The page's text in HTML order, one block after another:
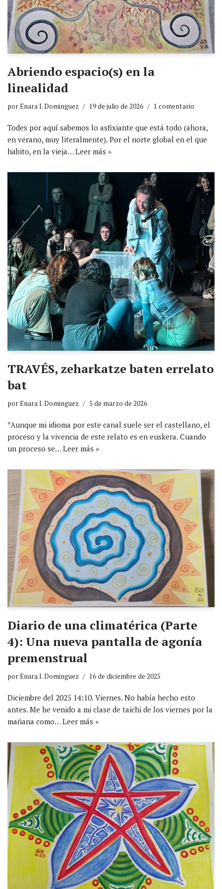
Abriendo espacio(s) en la
linealidad
porEnara I. Dominguez 19 de julio de 2026 1 comentario
Todes por aquí sabemos lo asfixiante que está todo (ahora,
en verano, muy literalmente). Por el norte global en el que
habito, en la vieja…Leer más »
TRAVÉS, zeharkatze baten errelato
bat
porEnara I. Dominguez 5 de marzo de 2026
*Aunque mi idioma por este canal suele ser el castellano, el
proceso y la vivencia de este relato es en euskera. Cuando
un proceso se…Leer más »
Diario de una climatérica (Parte
4): Una nueva pantalla de agonía
premenstrual
porEnara I. Dominguez 16 de diciembre de 2025
Diciembre del 2025 14:10. Viernes. No había hecho esto
antes. Me he venido a mi clase de taichi de los viernes por la
mañana como…Leer más »